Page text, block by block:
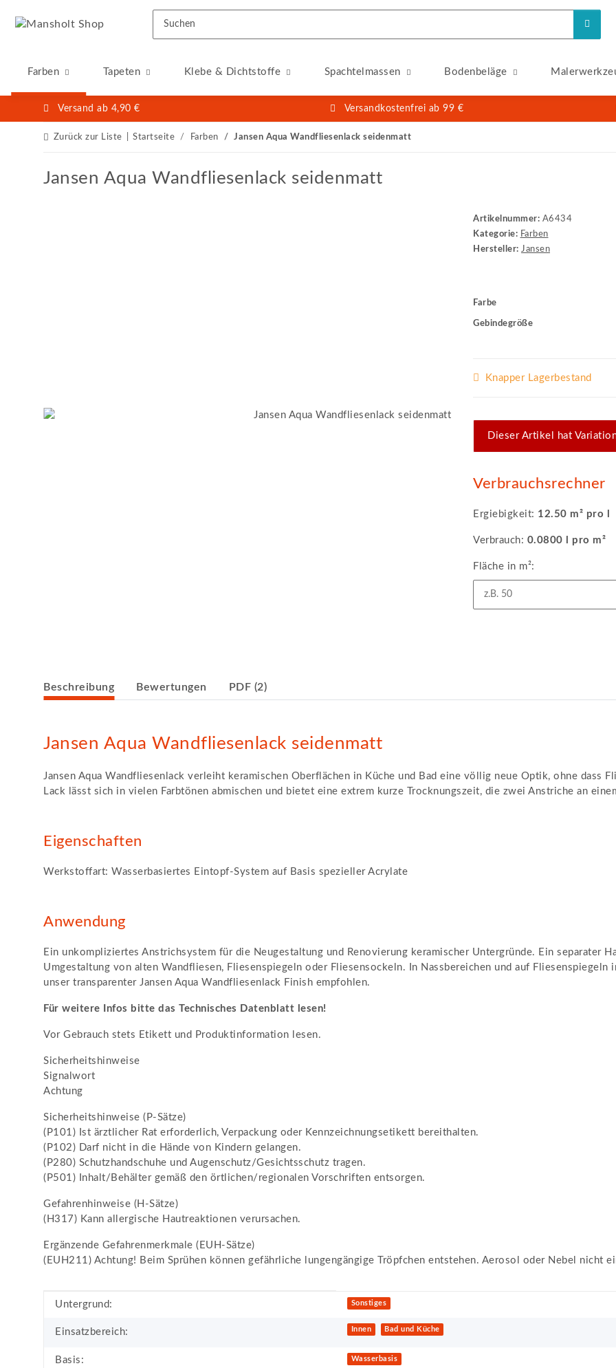
Farben Tapeten Klebe & Dichtstoffe Spachtelmassen Bodenbeläge
Versand ab 4,90 € Versandkostenfrei ab 99 €
Zurück zur Liste Startseite Farben Jansen Aqua Wandfliesenlack seidenmatt
Jansen Aqua Wandfliesenlack seidenmatt
Artikelnummer: A6434
Kategorie: Farben
Hersteller: Jansen
Farbe
Gebindegröße
Knapper Lagerbestand
x
Dieser Artikel hat
Verbrauchsrechner
Ergiebigkeit: 12.50 m² pro l
Verbrauch: 0.0800 l pro m²
Fläche in m²:
weitere Registerkarten anzeigen
Beschreibung Bewertungen PDF (2)
Jansen Aqua Wandfliesenlack seidenmatt
Jansen Aqua Wandfliesenlack verleiht keramischen Oberflächen in Küche und Bad eine völlig neue Optik, ohne dass
Lack lässt sich in vielen Farbtönen abmischen und bietet eine extrem kurze Trocknungszeit, die zwei Anstriche an
Eigenschaften
Werkstoffart: Wasserbasiertes Eintopf-System auf Basis spezieller Acrylate
Anwendung
Ein unkompliziertes Anstrichsystem für die Neugestaltung und Renovierung keramischer Untergründe. Ein separater
Umgestaltung von alten Wandfliesen, Fliesenspiegeln oder Fliesensockeln. In Nassbereichen und auf Fliesenspiegeln
unser transparenter Jansen Aqua Wandfliesenlack Finish empfohlen.
Für weitere Infos bitte das Technisches Datenblatt lesen!
Vor Gebrauch stets Etikett und Produktinformation lesen.
Sicherheitshinweise
Signalwort
Achtung
Sicherheitshinweise (P-Sätze)
(P101) Ist ärztlicher Rat erforderlich, Verpackung oder Kennzeichnungsetikett bereithalten.
(P102) Darf nicht in die Hände von Kindern gelangen.
(P280) Schutzhandschuhe und Augenschutz/Gesichtsschutz tragen.
(P501) Inhalt/Behälter gemäß den örtlichen/regionalen Vorschriften entsorgen.
Gefahrenhinweise (H-Sätze)
(H317) Kann allergische Hautreaktionen verursachen.
Ergänzende Gefahrenmerkmale (EUH-Sätze)
(EUH211) Achtung! Beim Sprühen können gefährliche lungengängige Tröpfchen entstehen. Aerosol oder Nebel nicht
Produkteigenschaft
Wert
Untergrund: Sonstiges
Einsatzbereich: Innen Bad und Küche
Basis: Wasserbasis